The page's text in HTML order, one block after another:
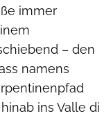
immer
– den
namens
ins Valle di